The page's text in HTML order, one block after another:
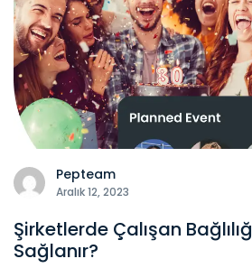
Pepteam
Aralık 12, 2023
Şirketlerde Çalışan
Sağlanır?